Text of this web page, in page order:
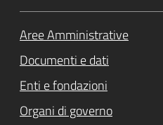
Aree Amministrative
Documenti e dati
Enti e fondazioni
Organi di governo